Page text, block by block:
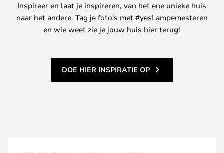
Inspireer en laat je inspireren, van het ene unieke huis
naar het andere. Tag je foto's met #yesLampemesteren
en wie weet zie je jouw huis hier terug!
DOE HIER INSPIRATIE OP